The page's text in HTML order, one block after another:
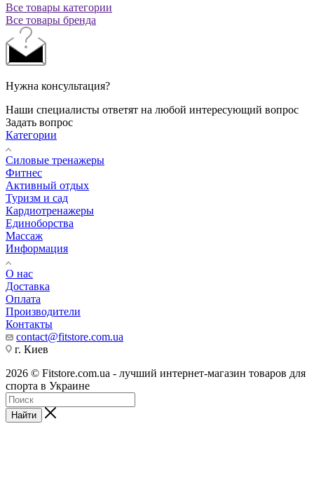
Все товары категории
Все товары бренда
Нужна консультация?
Наши специалисты ответят на любой интересующий вопрос
Задать вопрос
Категории
Силовые тренажеры
Фитнес
Активный отдых
Туризм и сад
Кардиотренажеры
Единоборства
Массаж
Информация
О нас
Доставка
Оплата
Производители
Контакты
contact@fitstore.com.ua
г. Киев
2026 © Fitstore.com.ua - лучший интернет-магазин товаров для
спорта в Украине
Найти